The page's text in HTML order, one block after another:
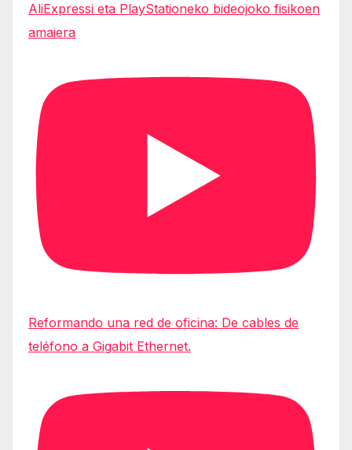
AliExpressi eta PlayStationeko bideojoko fisikoen
amaiera
Reformando una red de oficina: De cables de
teléfono a Gigabit Ethernet.